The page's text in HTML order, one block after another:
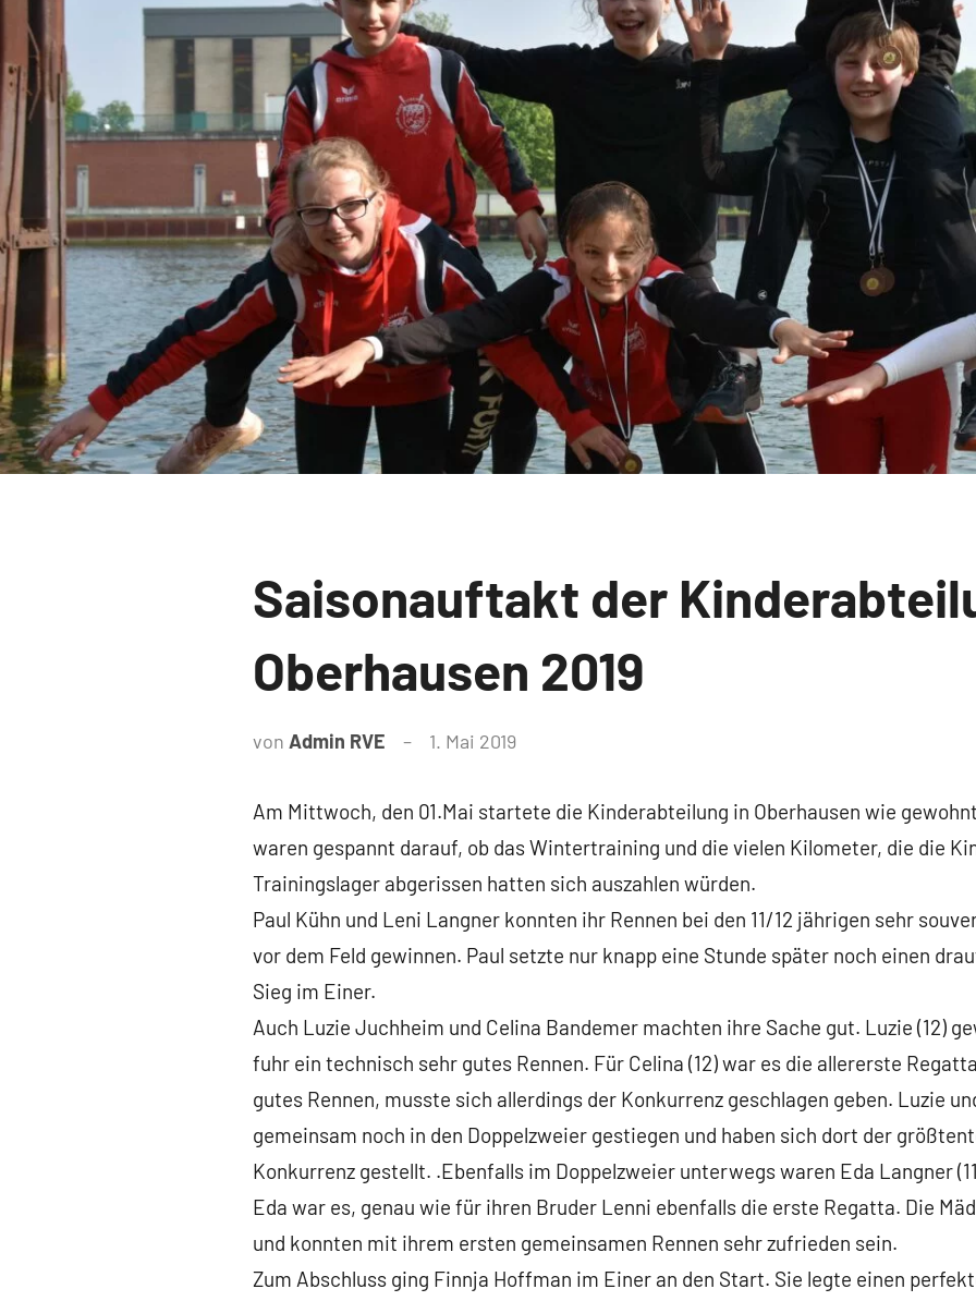
News
Saisonauftakt der
Oberhausen 2019
von Admin RVE 1. Mai 2019
Am Mittwoch, den 01.Mai startete die Kinderabteilung in Oberhausen wie
waren gespannt darauf, ob das Wintertraining und die vielen Kilometer, die die
Trainingslager abgerissen hatten sich auszahlen würden.
Paul Kühn und Leni Langner konnten ihr Rennen bei den 11/12 jährigen sehr
vor dem Feld gewinnen. Paul setzte nur knapp eine Stunde später noch einen
Sieg im Einer.
Auch Luzie Juchheim und Celina Bandemer machten ihre Sache gut. Luzie (12)
fuhr ein technisch sehr gutes Rennen. Für Celina (12) war es die allererste
gutes Rennen, musste sich allerdings der Konkurrenz geschlagen geben. Luzie
gemeinsam noch in den Doppelzweier gestiegen und haben sich dort der
Konkurrenz gestellt. .Ebenfalls im Doppelzweier unterwegs waren Eda Langner
Eda war es, genau wie für ihren Bruder Lenni ebenfalls die erste Regatta. Die
und konnten mit ihrem ersten gemeinsamen Rennen sehr zufrieden sein.
Zum Abschluss ging Finnja Hoffman im Einer an den Start. Sie legte einen